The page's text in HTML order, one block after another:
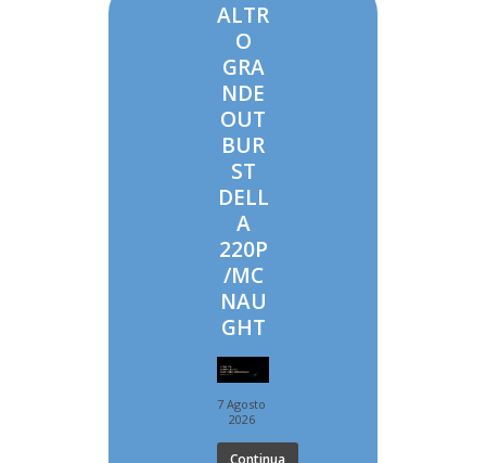
ALTR
O
GRA
NDE
OUT
BUR
ST
DELL
A
220P
/MC
NAU
GHT
7 Agosto
2026
Continua